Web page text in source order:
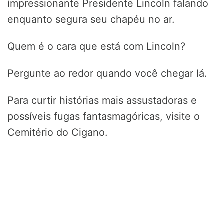
impressionante Presidente Lincoln falando
enquanto segura seu chapéu no ar.
Quem é o cara que está com Lincoln?
Pergunte ao redor quando você chegar lá.
Para curtir histórias mais assustadoras e
possíveis fugas fantasmagóricas, visite o
Cemitério do Cigano.